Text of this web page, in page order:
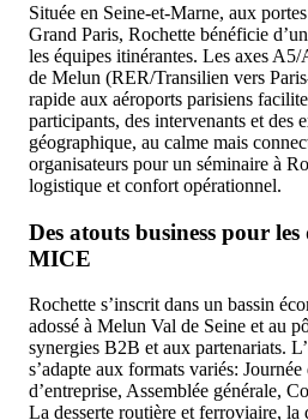
Située en Seine-et-Marne, aux
Grand Paris, Rochette bénéficie
les équipes itinérantes. Les axes
de Melun (RER/Transilien vers
rapide aux aéroports parisiens
participants, des intervenants et des
géographique, au calme mais
organisateurs pour un séminaire à
logistique et confort opérationnel.
Des atouts business pour les
MICE
Rochette s’inscrit dans un bassin
adossé à Melun Val de Seine et au
synergies B2B et aux partenariats.
s’adapte aux formats variés:
d’entreprise, Assemblée générale,
La desserte routière et ferroviaire,